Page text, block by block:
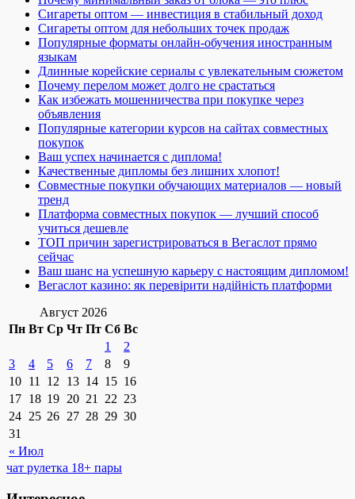
Сигареты оптом — инвестиция в стабильный доход
Сигареты оптом для небольших точек продаж
Популярные форматы онлайн-обучения иностранным
языкам
Длинные корейские сериалы с увлекательным сюжетом
Почему перелом может долго не срастаться
Как избежать мошенничества при покупке через
объявления
Популярные категории курсов на сайтах совместных
покупок
Ваш успех начинается с диплома!
Качественные дипломы без лишних хлопот!
Совместные покупки обучающих материалов — новый
тренд
Платформа совместных покупок — лучший способ
учиться дешевле
ТОП причин зарегистрироваться в Вегаслот прямо
сейчас
Ваш шанс на успешную карьеру с настоящим дипломом!
Вегаслот казино: як перевірити надійність платформи
Август 2026
Пн Вт Ср Чт Пт Сб Вс
« Июл
1
2
3
4 5 6 7 8
9
10 11 12 13 14 15 16
17 18 19 20 21 22 23
24 25 26 27 28 29 30
31
чат рулетка 18+ пары